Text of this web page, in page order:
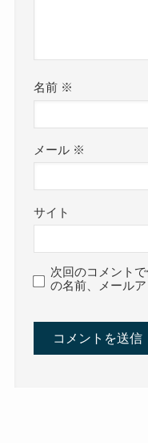
名前 ※
メール ※
サイト
次回のコメント
の名前、メール